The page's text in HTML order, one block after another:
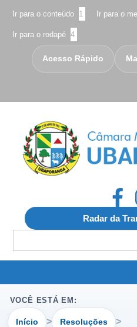
Ir para o conteúdo 1 Ir para o
Ir para o rodapé 4
Acesso Rápido
Radar da
for:
VOCÊ ESTÁ EM:
Início Resoluções